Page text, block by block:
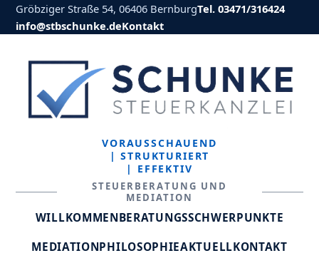
Gröbziger Straße 54, 06406 BernburgTel. 03471/316424
info@stbschunke.deKontakt
VORAUSSCHAUEND
| STRUKTURIERT
| EFFEKTIV
STEUERBERATUNG UND
MEDIATION
WILLKOMMENBERATUNGSSCHWERPUNKTE
MEDIATIONPHILOSOPHIEAKTUELLKONTAKT